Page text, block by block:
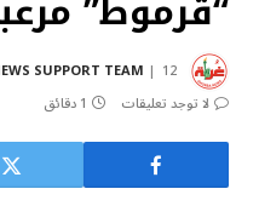
SUPPORT TEAM
12 نوفمبر، 2015
لا توجد تعليقات
1 دقائق